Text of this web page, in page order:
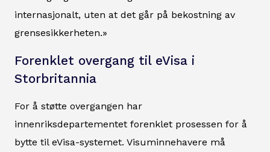
internasjonalt, uten at det går på bekostning av
grensesikkerheten.»
Forenklet overgang til eVisa i
Storbritannia
For å støtte overgangen har
innenriksdepartementet forenklet prosessen for å
bytte til eVisa-systemet. Visuminnehavere må